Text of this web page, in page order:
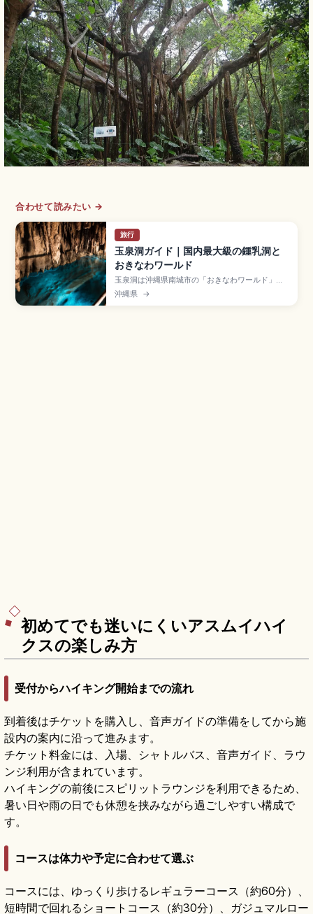
合わせて読みたい →
旅行
玉泉洞ガイド｜国内最大級の鍾乳洞と
おきなわワールド
玉泉洞は沖縄県南城市の「おきなわワールド」内
にある全長約5,000mの鍾乳洞で、100万本以上
の鍾乳石を有する国内最大級の鍾乳洞です。約
沖縄県 →
初めてでも迷いにくいアスムイハイ
クスの楽しみ方
受付からハイキング開始までの流れ
到着後はチケットを購入し、音声ガイドの準備をしてから施
設内の案内に沿って進みます。
チケット料金には、入場、シャトルバス、音声ガイド、ラウ
ンジ利用が含まれています。
ハイキングの前後にスピリットラウンジを利用できるため、
暑い日や雨の日でも休憩を挟みながら過ごしやすい構成で
す。
コースは体力や予定に合わせて選ぶ
コースには、ゆっくり歩けるレギュラーコース（約60分）、
短時間で回れるショートコース（約30分）、ガジュマルロー